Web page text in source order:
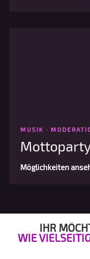
MUSIK ·
Möglichkeiten
IHR
WIE